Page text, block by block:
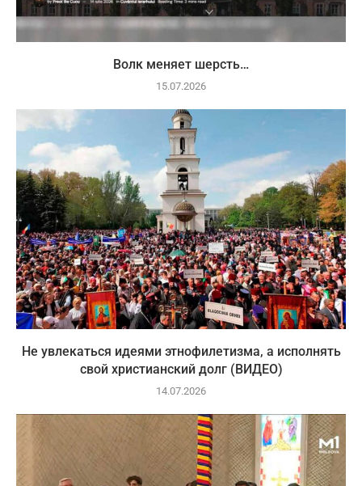
Волк меняет шерсть…
15.07.2026
Не увлекаться идеями этнофилетизма, а исполнять
свой христианский долг (ВИДЕО)
14.07.2026